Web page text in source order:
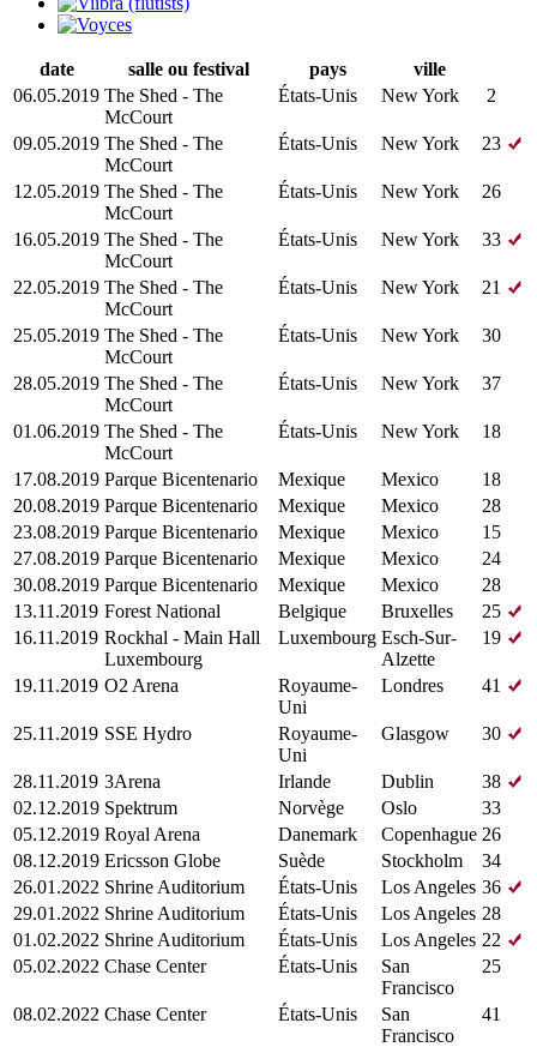
date salle ou festival pays
ville
06.05.2019 The Shed - The
McCourt
États-Unis New York 2
09.05.2019 The Shed - The
McCourt
États-Unis New York 23
12.05.2019 The Shed - The
McCourt
États-Unis New York 26
16.05.2019 The Shed - The
McCourt
États-Unis New York 33
22.05.2019 The Shed - The
McCourt
États-Unis New York 21
25.05.2019 The Shed - The
McCourt
États-Unis New York 30
28.05.2019 The Shed - The
McCourt
États-Unis New York 37
01.06.2019 The Shed - The
McCourt
États-Unis New York 18
17.08.2019 Parque Bicentenario Mexique Mexico
18
20.08.2019 Parque Bicentenario Mexique Mexico
28
23.08.2019 Parque Bicentenario Mexique Mexico
15
27.08.2019 Parque Bicentenario Mexique Mexico
24
30.08.2019 Parque Bicentenario Mexique Mexico
28
13.11.2019 Forest National Belgique Bruxelles
25
16.11.2019 Rockhal - Main Hall
Luxembourg
Luxembourg Esch-Sur-
Alzette
19
19.11.2019 O2 Arena
Royaume-
Uni
Londres 41
25.11.2019 SSE Hydro
Royaume-
Uni
Glasgow 30
28.11.2019 3Arena Irlande Dublin
38
02.12.2019 Spektrum Norvège Oslo
33
05.12.2019 Royal Arena Danemark Copenhague 26
08.12.2019 Ericsson Globe Suède Stockholm
34
26.01.2022 Shrine Auditorium États-Unis Los Angeles 36
29.01.2022 Shrine Auditorium États-Unis Los Angeles 28
01.02.2022 Shrine Auditorium États-Unis Los Angeles 22
05.02.2022 Chase Center États-Unis
San
Francisco
25
08.02.2022 Chase Center États-Unis
San
Francisco
41